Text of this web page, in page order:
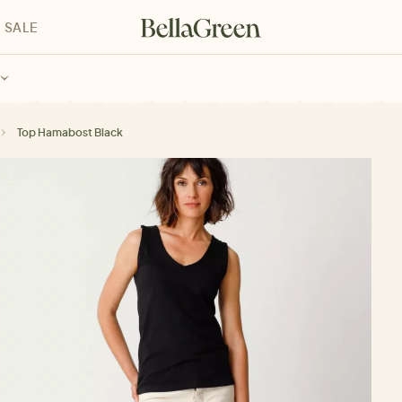
für Kinder
SALE
Top Hamabost Black